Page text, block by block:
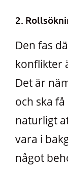
2.
Den fas
konflikter
Det är
och ska
naturligt
vara i
något